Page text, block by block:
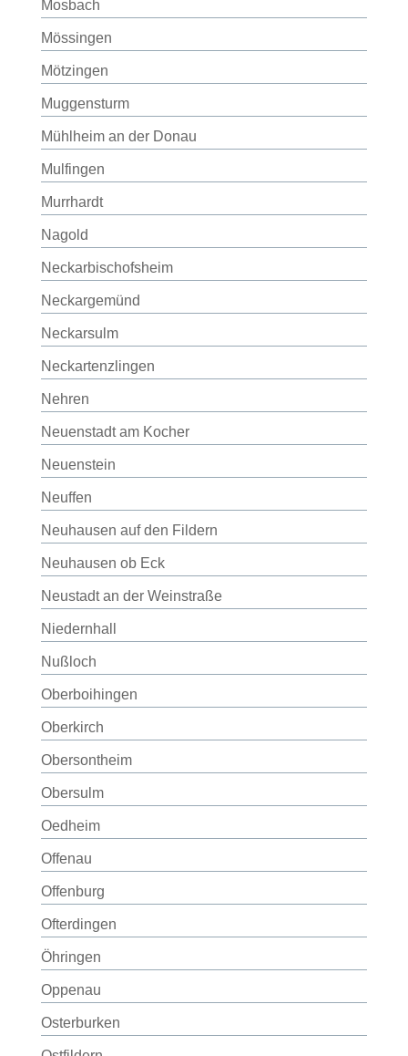
Mosbach
Mössingen
Mötzingen
Muggensturm
Mühlheim an der Donau
Mulfingen
Murrhardt
Nagold
Neckarbischofsheim
Neckargemünd
Neckarsulm
Neckartenzlingen
Nehren
Neuenstadt am Kocher
Neuenstein
Neuffen
Neuhausen auf den Fildern
Neuhausen ob Eck
Neustadt an der Weinstraße
Niedernhall
Nußloch
Oberboihingen
Oberkirch
Obersontheim
Obersulm
Oedheim
Offenau
Offenburg
Ofterdingen
Öhringen
Oppenau
Osterburken